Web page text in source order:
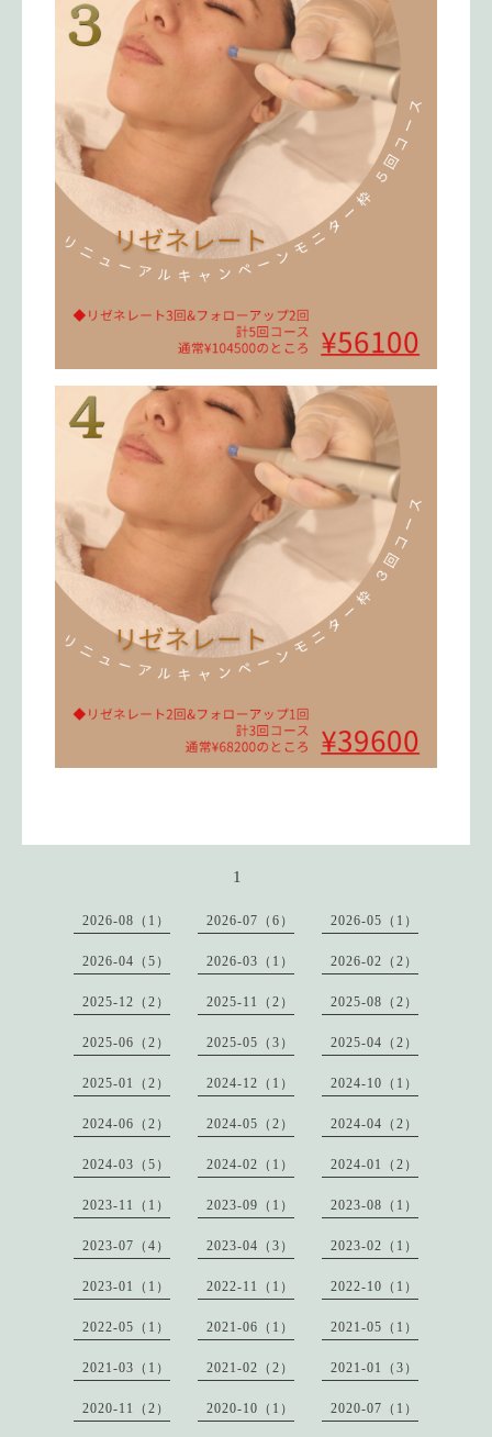
1
2026-08（1） 2026-07（6） 2026-05（1）
2026-04（5） 2026-03（1） 2026-02（2）
2025-12（2） 2025-11（2） 2025-08（2）
2025-06（2） 2025-05（3） 2025-04（2）
2025-01（2） 2024-12（1） 2024-10（1）
2024-06（2） 2024-05（2） 2024-04（2）
2024-03（5） 2024-02（1） 2024-01（2）
2023-11（1） 2023-09（1） 2023-08（1）
2023-07（4） 2023-04（3） 2023-02（1）
2023-01（1） 2022-11（1） 2022-10（1）
2022-05（1） 2021-06（1） 2021-05（1）
2021-03（1） 2021-02（2） 2021-01（3）
2020-11（2） 2020-10（1） 2020-07（1）